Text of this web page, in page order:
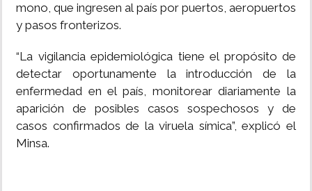
mono, que ingresen al país por puertos, aeropuertos
y pasos fronterizos.
“La vigilancia epidemiológica tiene el propósito de
detectar oportunamente la introducción de la
enfermedad en el país, monitorear diariamente la
aparición de posibles casos sospechosos y de
casos confirmados de la viruela símica”, explicó el
Minsa.